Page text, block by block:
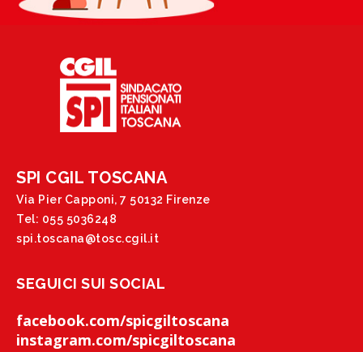
SPI CGIL TOSCANA
Via Pier Capponi, 7 50132 Firenze
Tel: 055 5036248
spi.toscana@tosc.cgil.it
SEGUICI SUI SOCIAL
facebook.com/spicgiltoscana
instagram.com/spicgiltoscana